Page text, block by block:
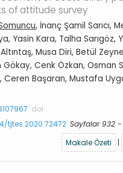
of attitude survey
, İnanç Şamil Sarıcı,
Yasin Kara, Talha Sarıgöz,
Musa Diri, Betül
Gökay, Cenk Özkan, Osman
Ceren Başaran, Mustafa
doi:
tjtes.2020.72472 Sayfalar 932
Makale Özeti
|